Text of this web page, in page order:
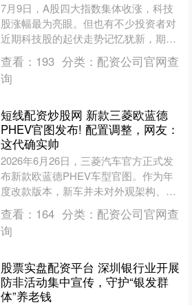
7月9日，A股四大指数集体收涨，科技
股涨幅最为亮眼。但也有不少投资者对
近期科技股的起伏走势记忆犹新，期待
更加“稳稳的幸福”。基于均衡哑铃型配
置的资产配置策略，多....
查看： 193 分类： 配资公司官网查
询
短线配资炒股网 新款三菱欧蓝德
PHEV官图发布! 配置调整，网友：
这代确实帅
2026年6月26日，三菱汽车官方正式发
布新款欧蓝德PHEV车型官图。作为年
度改款版本，新车并未对外观架构、核
心动力系统进行大幅改动，主要聚焦实
用性配置优化与细....
查看： 164 分类： 配资公司官网查
询
股票实盘配资平台 深圳银行业开展
防非活动集中宣传，守护“银发群
体”养老钱